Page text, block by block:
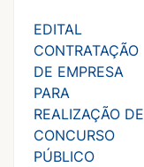
EDITAL
CONTRATAÇÃO
DE EMPRESA
PARA
REALIZAÇÃO DE
CONCURSO
PÚBLICO